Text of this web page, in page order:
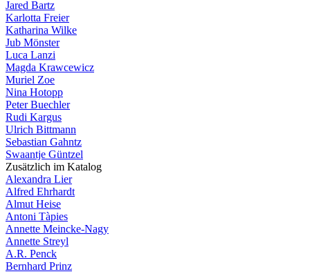
Jared Bartz
Karlotta Freier
Katharina Wilke
Jub Mönster
Luca Lanzi
Magda Krawcewicz
Muriel Zoe
Nina Hotopp
Peter Buechler
Rudi Kargus
Ulrich Bittmann
Sebastian Gahntz
Swaantje Güntzel
Zusätzlich im Katalog
Alexandra Lier
Alfred Ehrhardt
Almut Heise
Antoni Tàpies
Annette Meincke-Nagy
Annette Streyl
A.R. Penck
Bernhard Prinz